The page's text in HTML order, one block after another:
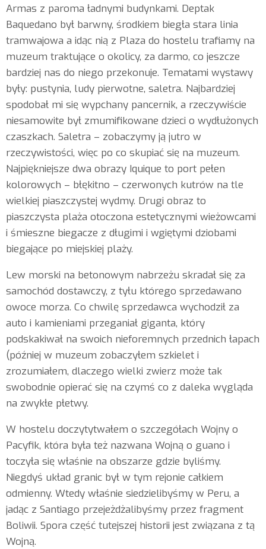
Armas z paroma ładnymi budynkami. Deptak
Baquedano był barwny, środkiem biegła stara linia
tramwajowa a idąc nią z Plaza do hostelu trafiamy na
muzeum traktujące o okolicy, za darmo, co jeszcze
bardziej nas do niego przekonuje. Tematami wystawy
były: pustynia, ludy pierwotne, saletra. Najbardziej
spodobał mi się wypchany pancernik, a rzeczywiście
niesamowite był zmumifikowane dzieci o wydłużonych
czaszkach. Saletra – zobaczymy ją jutro w
rzeczywistości, więc po co skupiać się na muzeum.
Najpiękniejsze dwa obrazy Iquique to port pełen
kolorowych – błękitno – czerwonych kutrów na tle
wielkiej piaszczystej wydmy. Drugi obraz to
piaszczysta plaża otoczona estetycznymi wieżowcami
i śmieszne biegacze z długimi i wgiętymi dziobami
biegające po miejskiej plaży.
Lew morski na betonowym nabrzeżu skradał się za
samochód dostawczy, z tyłu którego sprzedawano
owoce morza. Co chwilę sprzedawca wychodził za
auto i kamieniami przeganiał giganta, który
podskakiwał na swoich nieforemnych przednich łapach
(później w muzeum zobaczyłem szkielet i
zrozumiałem, dlaczego wielki zwierz może tak
swobodnie opierać się na czymś co z daleka wygląda
na zwykłe płetwy.
W hostelu doczytytwałem o szczegółach Wojny o
Pacyfik, która była też nazwana Wojną o guano i
toczyła się właśnie na obszarze gdzie byliśmy.
Niegdyś układ granic był w tym rejonie całkiem
odmienny. Wtedy właśnie siedzielibyśmy w Peru, a
jadąc z Santiago przejeżdżalibyśmy przez fragment
Boliwii. Spora część tutejszej historii jest związana z tą
Wojną.